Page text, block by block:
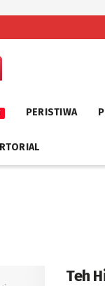
PERISTIWA
Teh